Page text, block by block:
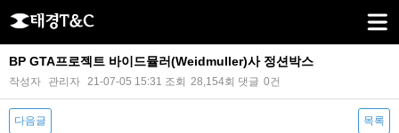
BP GTA프로젝트 바이드뮬러(Weidmuller)사 정션박스
작성자 관리자 21-07-05 15:31 조회 28,154회 댓글 0건
다음글 목록